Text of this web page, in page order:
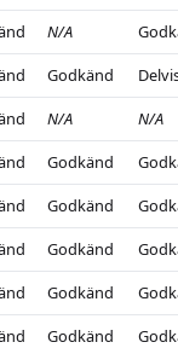
N/A
Godkänd
N/A
N/A
Godkänd
Godkänd
Godkänd
Godkänd
Godkänd